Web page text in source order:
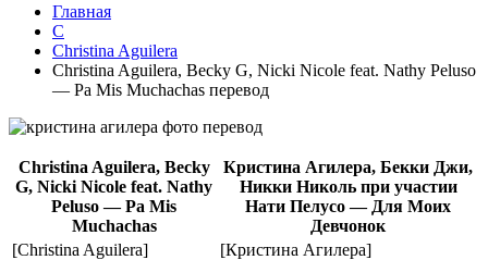
Главная
C
Christina Aguilera
Christina Aguilera, Becky G, Nicki Nicole feat. Nathy Peluso
— Pa Mis Muchachas перевод
Christina Aguilera, Becky
G, Nicki Nicole feat. Nathy
Peluso — Pa Mis
Muchachas
Кристина Агилера, Бекки Джи,
Никки Николь при участии
Нати Пелусо — Для Моих
Девчонок
[Christina Aguilera]
[Кристина Агилера]